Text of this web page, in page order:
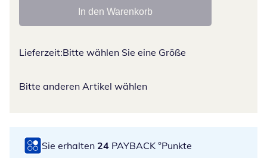
In den Warenkorb
Lieferzeit:Bitte wählen Sie eine Größe
Bitte anderen Artikel wählen
Sie erhalten 24 PAYBACK °Punkte